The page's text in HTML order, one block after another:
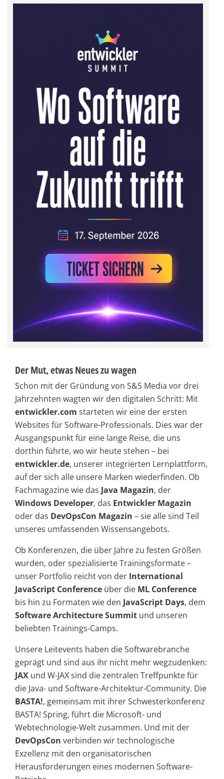
Der Mut, etwas Neues zu wagen
Schon mit der Gründung von S&S Media vor drei
Jahrzehnten wagten wir den digitalen Schritt: Mit
entwickler.com starteten wir eine der ersten
Websites für Software-Professionals. Dies war der
Ausgangspunkt für eine lange Reise, die uns
dorthin führte, wo wir heute stehen – bei
entwickler.de, unserer integrierten Lernplattform,
auf der sich alle unsere Marken wiederfinden. Ob
Fachmagazine wie das Java Magazin, der
Windows Developer, das Entwickler Magazin
oder das DevOpsCon Magazin – sie alle sind Teil
unseres umfassenden Wissensangebots.
Ob Konferenzen, die über Jahre zu festen Größen
wurden, oder spezialisierte Trainingsformate –
unser Portfolio reicht von der International
JavaScript Conference über die ML Conference
bis hin zu Formaten wie den JavaScript Days, dem
Software Architecture Summit und unseren
beliebten Trainings-Camps.
Unsere Leitevents haben die Softwarebranche
geprägt und sind aus ihr nicht mehr wegzudenken:
JAX und W-JAX sind die zentralen Treffpunkte für
die Java- und Software-Architektur-Community. Die
BASTA!, gemeinsam mit ihrer Schwesterkonferenz
BASTA! Spring, führt die Microsoft- und
Webtechnologie-Welt zusammen. Und mit der
DevOpsCon verbinden wir technologische
Exzellenz mit den organisatorischen
Herausforderungen eines modernen Software-